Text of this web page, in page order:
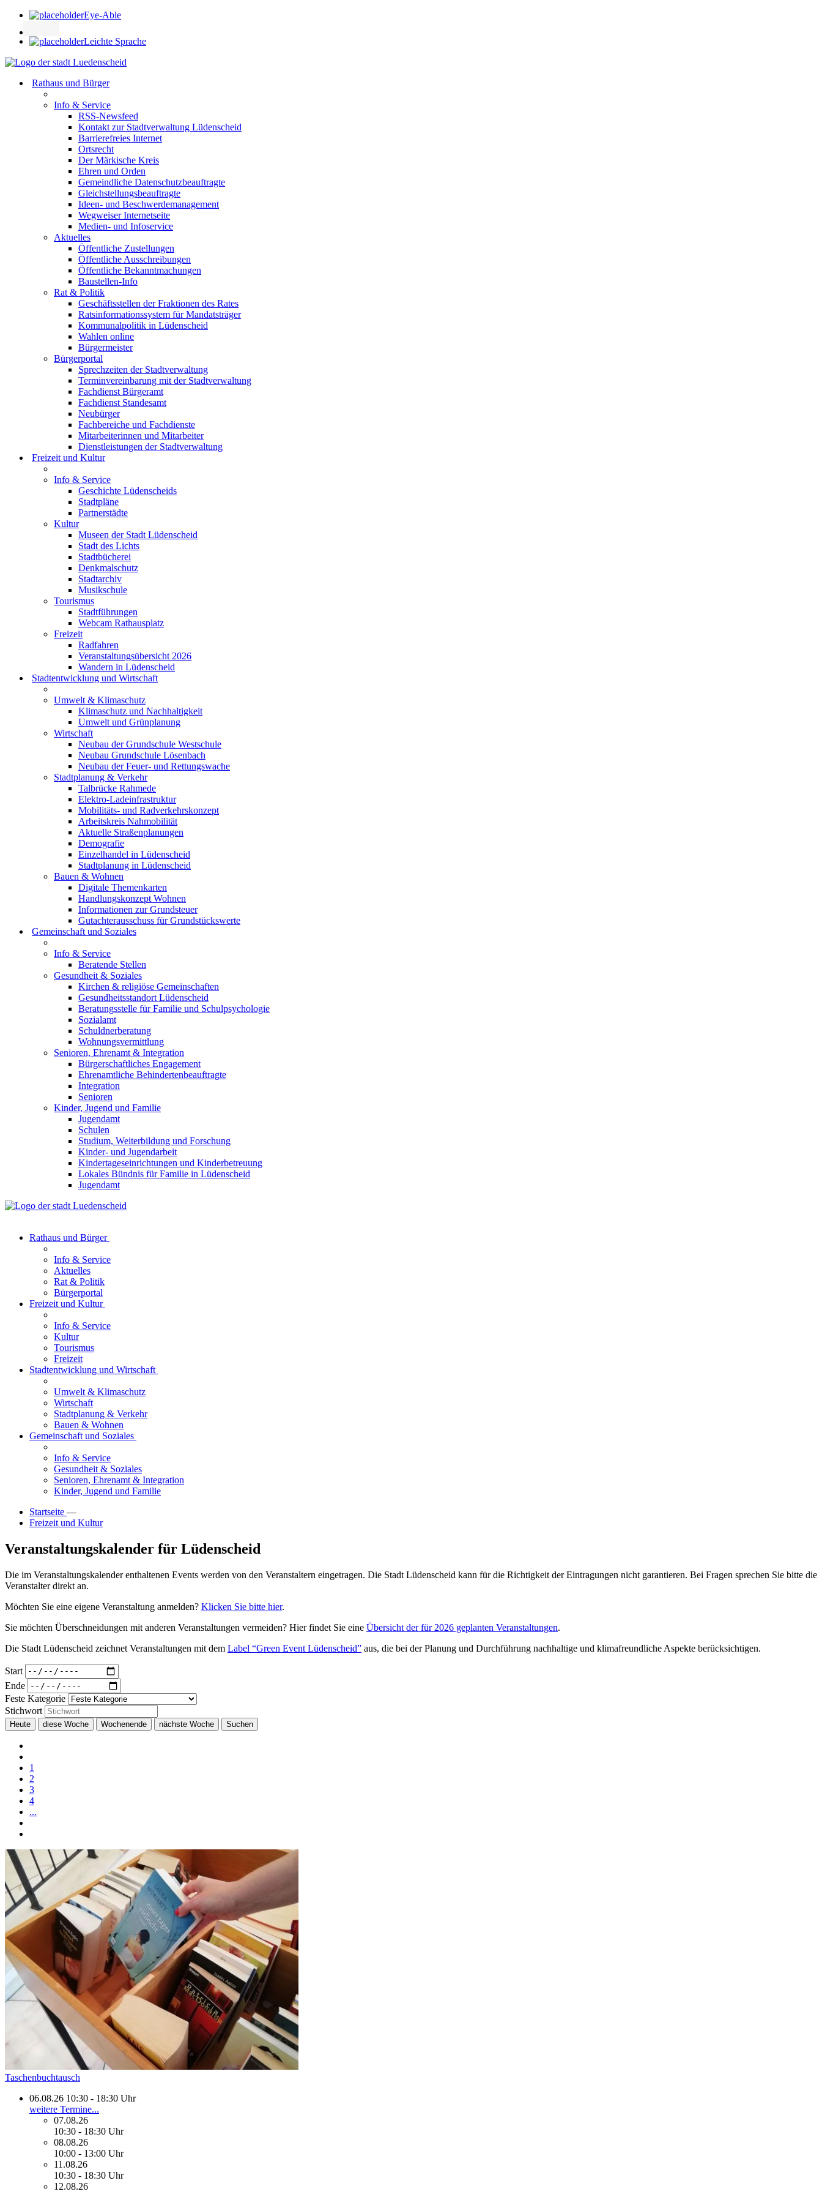
Eye-Able
Leichte Sprache
Rathaus und Bürger
Info & Service
RSS-Newsfeed
Kontakt zur Stadtverwaltung Lüdenscheid
Barrierefreies Internet
Ortsrecht
Der Märkische Kreis
Ehren und Orden
Gemeindliche Datenschutzbeauftragte
Gleichstellungsbeauftragte
Ideen- und Beschwerdemanagement
Wegweiser Internetseite
Medien- und Infoservice
Aktuelles
Öffentliche Zustellungen
Öffentliche Ausschreibungen
Öffentliche Bekanntmachungen
Baustellen-Info
Rat & Politik
Geschäftsstellen der Fraktionen des Rates
Ratsinformationssystem für Mandatsträger
Kommunalpolitik in Lüdenscheid
Wahlen online
Bürgermeister
Bürgerportal
Sprechzeiten der Stadtverwaltung
Terminvereinbarung mit der Stadtverwaltung
Fachdienst Bürgeramt
Fachdienst Standesamt
Neubürger
Fachbereiche und Fachdienste
Mitarbeiterinnen und Mitarbeiter
Dienstleistungen der Stadtverwaltung
Freizeit und Kultur
Info & Service
Geschichte Lüdenscheids
Stadtpläne
Partnerstädte
Kultur
Museen der Stadt Lüdenscheid
Stadt des Lichts
Stadtbücherei
Denkmalschutz
Stadtarchiv
Musikschule
Tourismus
Stadtführungen
Webcam Rathausplatz
Freizeit
Radfahren
Veranstaltungsübersicht 2026
Wandern in Lüdenscheid
Stadtentwicklung und Wirtschaft
Umwelt & Klimaschutz
Klimaschutz und Nachhaltigkeit
Umwelt und Grünplanung
Wirtschaft
Neubau der Grundschule Westschule
Neubau Grundschule Lösenbach
Neubau der Feuer- und Rettungswache
Stadtplanung & Verkehr
Talbrücke Rahmede
Elektro-Ladeinfrastruktur
Mobilitäts- und Radverkehrskonzept
Arbeitskreis Nahmobilität
Aktuelle Straßenplanungen
Demografie
Einzelhandel in Lüdenscheid
Stadtplanung in Lüdenscheid
Bauen & Wohnen
Digitale Themenkarten
Handlungskonzept Wohnen
Informationen zur Grundsteuer
Gutachterausschuss für Grundstückswerte
Gemeinschaft und Soziales
Info & Service
Beratende Stellen
Gesundheit & Soziales
Kirchen & religiöse Gemeinschaften
Gesundheitsstandort Lüdenscheid
Beratungsstelle für Familie und Schulpsychologie
Sozialamt
Schuldnerberatung
Wohnungsvermittlung
Senioren, Ehrenamt & Integration
Bürgerschaftliches Engagement
Ehrenamtliche Behindertenbeauftragte
Integration
Senioren
Kinder, Jugend und Familie
Jugendamt
Schulen
Studium, Weiterbildung und Forschung
Kinder- und Jugendarbeit
Kindertageseinrichtungen und Kinderbetreuung
Lokales Bündnis für Familie in Lüdenscheid
Jugendamt
Rathaus und Bürger
Info & Service
Aktuelles
Rat & Politik
Bürgerportal
Freizeit und Kultur
Info & Service
Kultur
Tourismus
Freizeit
Stadtentwicklung und Wirtschaft
Umwelt & Klimaschutz
Wirtschaft
Stadtplanung & Verkehr
Bauen & Wohnen
Gemeinschaft und Soziales
Info & Service
Gesundheit & Soziales
Senioren, Ehrenamt & Integration
Kinder, Jugend und Familie
Startseite —
Freizeit und Kultur
Veranstaltungskalender für Lüdenscheid
Die im Veranstaltungskalender enthaltenen Events werden von den Veranstaltern eingetragen. Die Stadt Lüdenscheid kann für die Richtigkeit der Eintragungen nicht garantieren. Bei Fragen sprechen Sie bitte die
Veranstalter direkt an.
Möchten Sie eine eigene Veranstaltung anmelden? Klicken Sie bitte hier.
Sie möchten Überschneidungen mit anderen Veranstaltungen vermeiden? Hier findet Sie eine Übersicht der für 2026 geplanten Veranstaltungen.
Die Stadt Lüdenscheid zeichnet Veranstaltungen mit dem Label “Green Event Lüdenscheid” aus, die bei der Planung und Durchführung nachhaltige und klimafreundliche Aspekte berücksichtigen.
Start
Ende
Feste Kategorie
Stichwort
1
2
3
4
...
Taschenbuchtausch
06.08.26 10:30 - 18:30 Uhr
weitere Termine...
07.08.26
10:30 - 18:30 Uhr
08.08.26
10:00 - 13:00 Uhr
11.08.26
10:30 - 18:30 Uhr
12.08.26